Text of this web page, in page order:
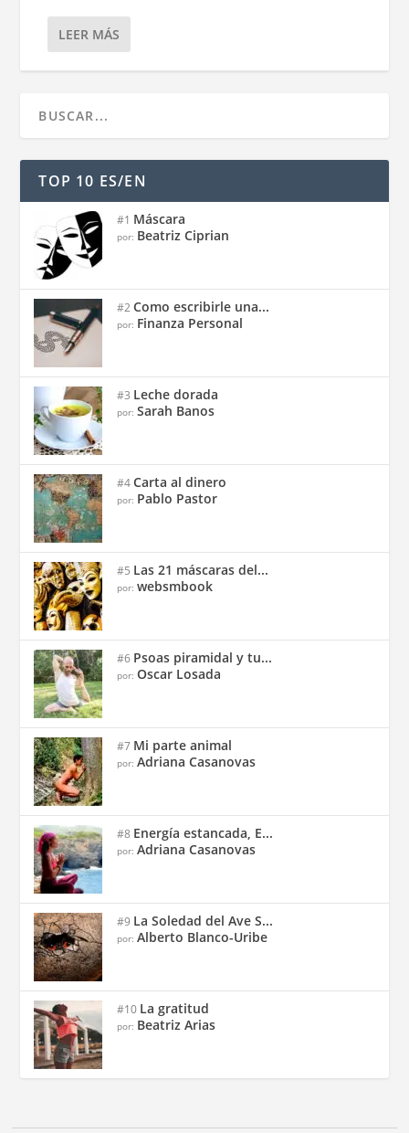
LEER MÁS
TOP 10 ES/EN
#1 Máscara
por: Beatriz Ciprian
#2Como escribirle una...
por: Finanza Personal
#3 Leche dorada
por:Sarah Banos
#4Carta al dinero
por: Pablo Pastor
#5 Las 21 máscaras del...
por:websmbook
#6 Psoas piramidal y tu...
por:Oscar Losada
#7 Mi parte animal
por:Adriana Casanovas
#8 Energía estancada, E...
por:Adriana Casanovas
#9 La Soledad del Ave S...
por:Alberto Blanco-Uribe
#10 La gratitud
por: Beatriz Arias